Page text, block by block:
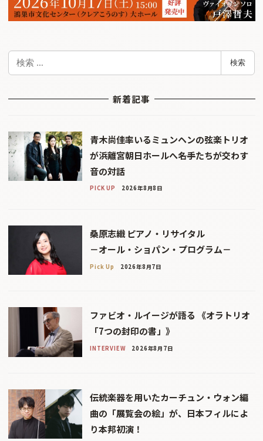
検
検索
新着記事
青木尚佳率いるミュンヘンの弦楽トリオ
が浜離宮朝日ホールへ――名手たちが交わす
音の対話
PICK UP 2026年8月8日
桑原志織 ピアノ・リサイタル
－オール・ショパン・プログラム－
Pick Up 2026年8月7日
ファビオ・ルイージが語る 《オラトリオ
「7つの封印の書」》
INTERVIEW 2026年8月7日
伝統楽器を用いたカーチュン・ウォン編
曲の「展覧会の絵」が、日本フィルによ
り本邦初演！